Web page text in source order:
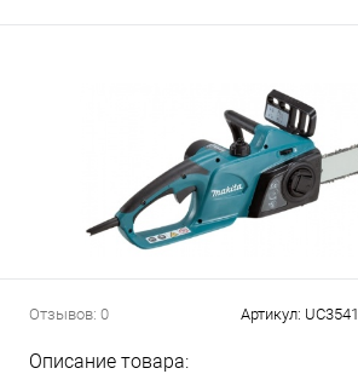
Отзывов: 0 Артикул:
Описание товара: